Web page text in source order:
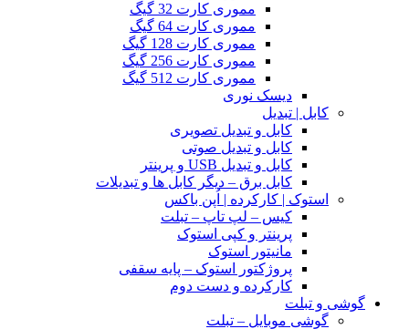
مموری کارت 32 گیگ
مموری کارت 64 گیگ
مموری کارت 128 گیگ
مموری کارت 256 گیگ
مموری کارت 512 گیگ
دیسک نوری
کابل | تبدیل
کابل و تبدیل تصویری
کابل و تبدیل صوتی
کابل و تبدیل USB و پرینتر
کابل برق – دیگر کابل ها و تبدیلات
استوک | کارکرده | اُپن باکس
کیس – لپ تاپ – تبلت
پرینتر و کپی استوک
مانیتور استوک
پروژکتور استوک – پایه سقفی
کارکرده و دست دوم
گوشی و تبلت
گوشی موبایل – تبلت